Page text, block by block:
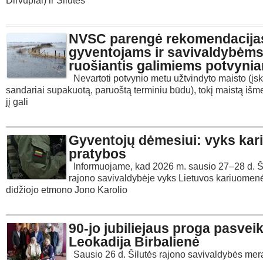
NVSC parengė
gyventojams ir savivaldybėms
ruošiantis galimiems
Nevartoti potvynio metu užtvindyto maisto
sandariai supakuotą, paruoštą terminiu būdu), tokį maistą
jį gali
Gyventojų dėmesiui: vyks
pratybos
Informuojame, kad 2026 m. sausio 27–28 d.
rajono savivaldybėje vyks Lietuvos
didžiojo etmono Jono Karolio
90-jo jubiliejaus proga
Leokadija Birbalienė
Sausio 26 d. Šilutės rajono savivaldybės